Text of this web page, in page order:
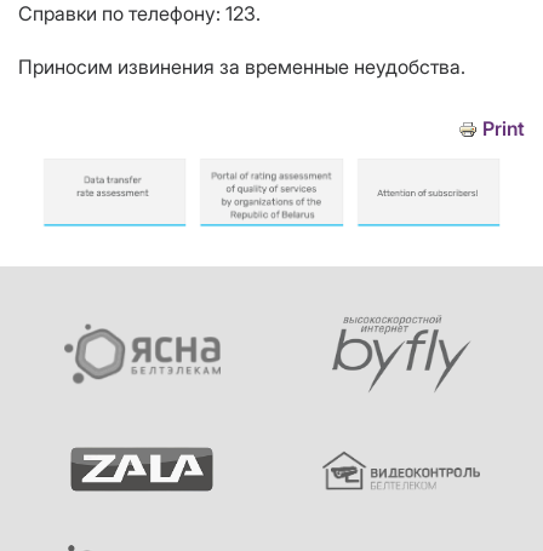
Справки по телефону: 123.
Приносим извинения за временные неудобства.
Print